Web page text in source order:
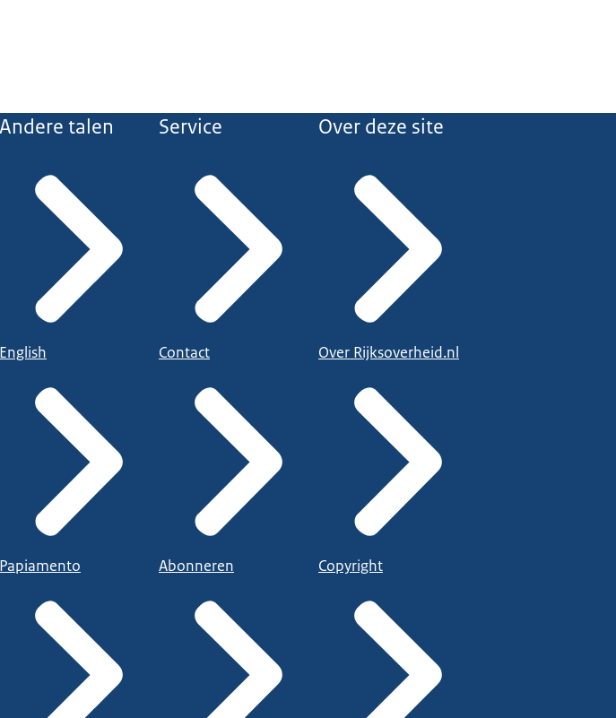
Andere talen
English
Papiamento
Service
Contact
Abonneren
Over deze site
Over Rijksoverheid.nl
Copyright